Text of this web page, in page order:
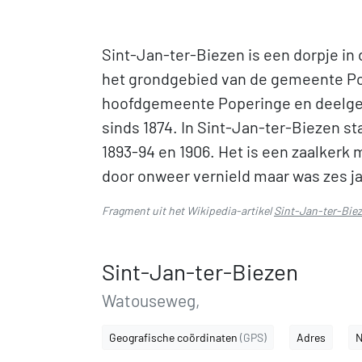
Sint-Jan-ter-Biezen is een dorpje in
het grondgebied van de gemeente
hoofdgemeente Poperinge en
sinds 1874. In Sint-Jan-ter-Biezen
1893-94 en 1906. Het is een
door onweer vernield maar was zes
Fragment uit het Wikipedia-artikelSint-Jan-ter-
Sint-Jan-ter-Biezen
Watouseweg,
Geografische coördinaten (GPS) Adres